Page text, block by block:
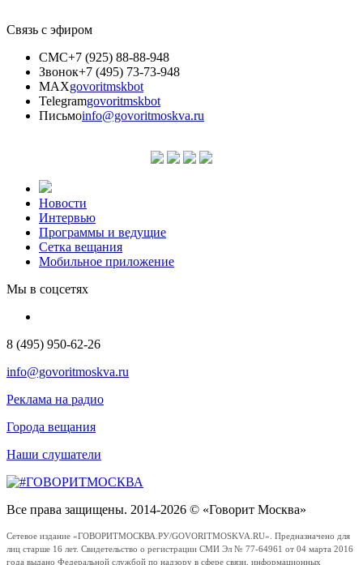
Связь с эфиром
СМС+7 (925) 88-88-948
Звонок+7 (495) 73-73-948
MAXgovoritmskbot
Telegramgovoritmskbot
Письмоinfo@govoritmoskva.ru
Новости
Интервью
Программы и ведущие
Сетка вещания
Мобильное приложение
Мы в соцсетях
8 (495) 950-62-26
info@govoritmoskva.ru
Реклама на радио
Города вещания
Наши слушатели
Все права защищены. 2014-2026 © «Говорит Москва»
Сетевое издание «ГОВОРИТМОСКВА.РУ/GOVORITMOSKVA.RU». Предназначено для
лиц старше 16 лет. Свидетельство о регистрации СМИ Эл № 77-64961 от 04 марта 2016
года выдано Федеральной службой по надзору в сфере связи, информационных